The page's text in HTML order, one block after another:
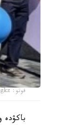
فوتو: instagram.com/ grekoroman_wrestlingkz